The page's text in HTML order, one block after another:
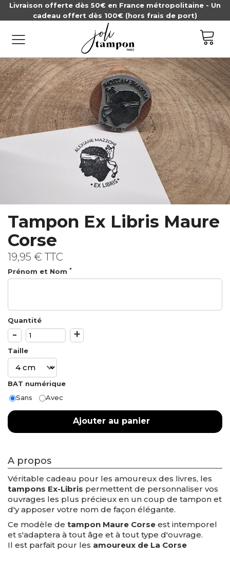
Livraison offerte dès 50€ en France métropolitaine - Un
cadeau offert dès 100€ (hors frais de port)
Tampon Ex Libris Maure
Corse
19,95 € TTC
Prénom et Nom *
Quantité
- +
Taille
BAT numérique
Sans
Avec
Ajouter au panier
A propos
Véritable cadeau pour les amoureux des livres, les
tampons Ex-Libris permettent de personnaliser vos
ouvrages les plus précieux en un coup de tampon et
d'y apposer votre nom de façon élégante.
Ce modèle de tampon Maure Corse est intemporel
et s'adaptera à tout âge et à tout type d'ouvrage.
Il est parfait pour les amoureux de La Corse